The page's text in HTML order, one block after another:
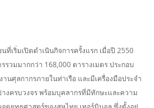
ที่เริ่มเปิดดำเนินกิจการครั้งแรก เมื่อปี 2550
วมมากกว่า 168,000 ตารางเมตร ประกอบ
ศุลกากรภายในท่าเรือ และมีเครื่องมือประจำ
งครบวงจร พร้อมบุคลากรที่มีทักษะและความ